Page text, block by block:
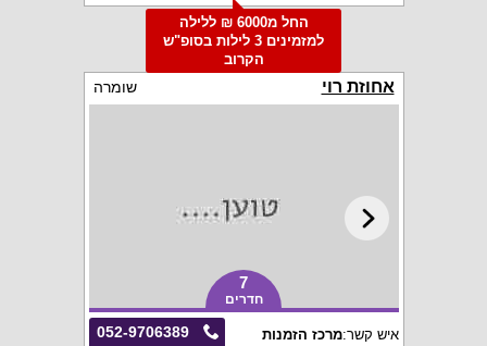
החל מ6000 ₪ ללילה
למזמינים 3 לילות בסופ"ש
הקרוב
אחוזת רוי שומרה
7
חדרים
052-9706389 איש קשר:מרכז הזמנות